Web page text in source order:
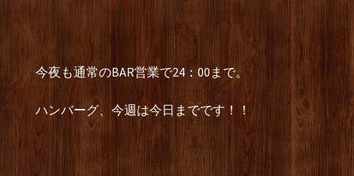
今夜も通常のBAR営業で24：00まで。
ハンバーグ、今週は今日までです！！